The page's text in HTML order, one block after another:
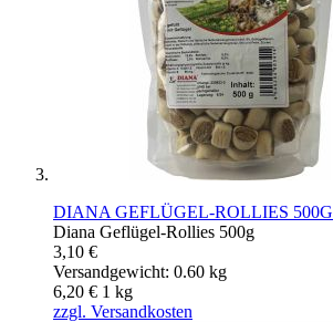
DIANA GEFLÜGEL-ROLLIES 500G
Diana Geflügel-Rollies 500g
3,10 €
Versandgewicht: 0.60 kg
6,20 € 1 kg
zzgl. Versandkosten